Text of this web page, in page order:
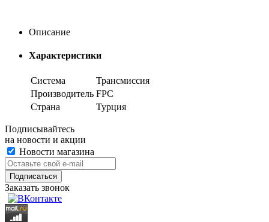
Описание
Характеристики
Система
Трансмиссия
Производитель FPC
Страна
Турция
Подписывайтесь
на новости и акции
Новости магазина
Заказать звонок